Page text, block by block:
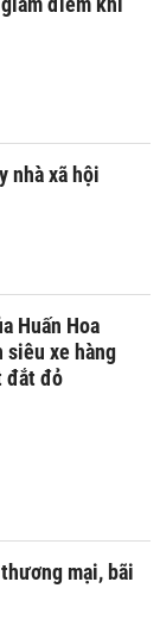
nhà xã hội
Huấn Hoa
siêu xe hàng
đắt đỏ
mại, bãi